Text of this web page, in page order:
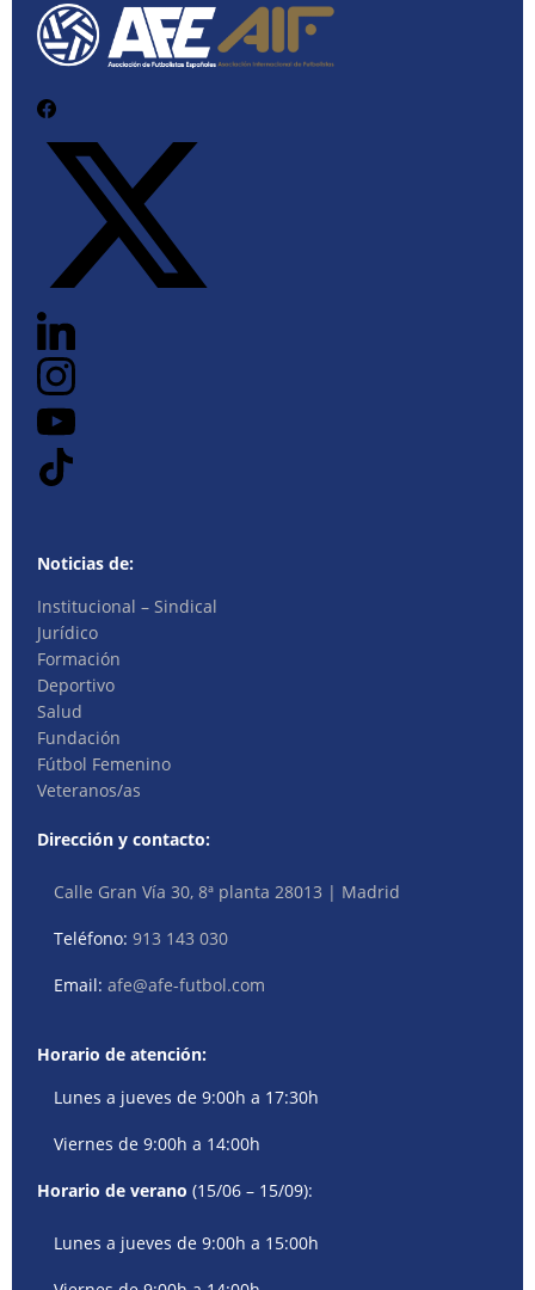
Noticias de:
Institucional – Sindical
Jurídico
Formación
Deportivo
Salud
Fundación
Fútbol Femenino
Veteranos/as
Dirección y contacto:
Calle Gran Vía 30, 8ª planta 28013 | Madrid
Teléfono:913 143 030
Email:afe@afe-futbol.com
Horario de atención:
Lunes a jueves de 9:00h a 17:30h
Viernes de 9:00h a 14:00h
Horario de verano (15/06 – 15/09):
Lunes a jueves de 9:00h a 15:00h